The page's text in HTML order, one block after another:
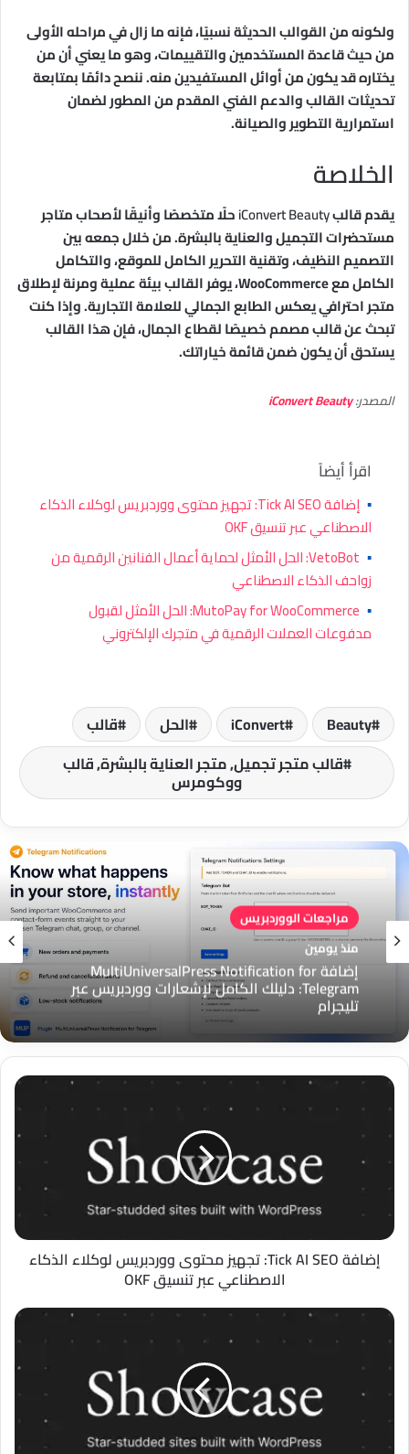
ولكونه من القوالب الحديثة نسبيًا، فإنه ما زال في مراحله الأولى
من حيث قاعدة المستخدمين والتقييمات، وهو ما يعني أن من
يختاره قد يكون من أوائل المستفيدين منه. ننصح دائمًا بمتابعة
تحديثات القالب والدعم الفني المقدم من المطور لضمان
استمرارية التطوير والصيانة.
الخلاصة
يقدم قالبiConvert Beautyحلًا متخصصًا وأنيقًا لأصحاب متاجر
مستحضرات التجميل والعناية بالبشرة. من خلال جمعه بين
التصميم النظيف، وتقنية التحرير الكامل للموقع، والتكامل
الكامل مع WooCommerce، يوفر القالب بيئة عملية ومرنة لإطلاق
متجر احترافي يعكس الطابع الجمالي للعلامة التجارية. وإذا كنت
تبحث عن قالب مصمم خصيصًا لقطاع الجمال، فإن هذا القالب
يستحق أن يكون ضمن قائمة خياراتك.
المصدر:iConvert Beauty
اقرأ أيضاً
▪
إضافة Tick AI SEO: تجهيز محتوى ووردبريس لوكلاء الذكاء
الاصطناعي عبر تنسيق OKF
▪
VetoBot: الحل الأمثل لحماية أعمال الفنانين الرقمية من
زواحف الذكاء الاصطناعي
▪
MutoPay for WooCommerce: الحل الأمثل لقبول
مدفوعات العملات الرقمية في متجرك الإلكتروني
Beauty
iConvert الحل
قالب
قالب متجر تجميل, متجر العناية بالبشرة, قالب
ووكومرس
مراجعات الووردبريس
منذ يومين
إضافة MultiUniversalPress Notification for
Telegram: دليلك الكامل لإشعارات ووردبريس عبر
تليجرام
مراجعات الووردبريس
منذ يومين
إضافة MultiUniversalPress Floating Support
لووردبريس: زر دعم عائم لتواصل أسرع مع العملاء
إضافة
Tick
تجهيز
لوكلاء
الذكاء
الاصطناعي
OKF
إضافة Tick AI SEO: تجهيز محتوى ووردبريس لوكلاء الذكاء
الاصطناعي عبر تنسيق OKF
Ghostables
Defender
حماية
متكاملة